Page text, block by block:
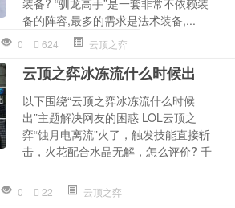
装备? “驯龙高手”是一套非常不依赖装
备的阵容,最多的需求是法术装备,...
0 624 云顶之弈
云顶之弈冰冻流什么时候出
以下围绕“云顶之弈冰冻流什么时候
出”主题解决网友的困惑 LOL云顶之
弈“蚀月电离流”火了，触发技能直接斩
击，火花配合水晶无解，怎么评价? 千
0 22 云顶之弈